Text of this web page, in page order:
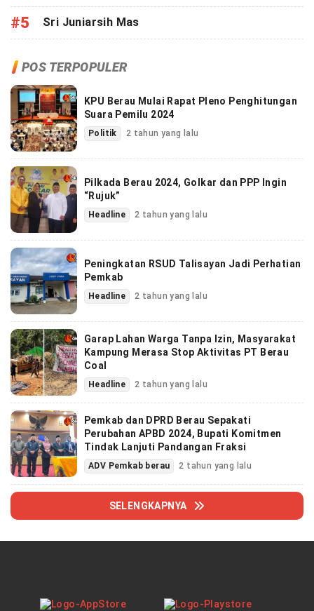
#5 Sri Juniarsih Mas
POS TERPOPULER
KPU Berau Mulai Rapat Pleno Penghitungan
Suara Pemilu 2024
Politik 2 tahun yang lalu
Pilkada Berau 2024, Golkar dan PPP Ingin
“Rujuk”
Headline 2 tahun yang lalu
Peningkatan RSUD Talisayan Jadi Perhatian
Pemkab
Headline 2 tahun yang lalu
Garap Lahan Warga Tanpa Izin, Masyarakat
Kampung Merasa Stop Aktivitas PT Berau
Coal
Headline 2 tahun yang lalu
Pemkab dan DPRD Berau Sepakati
Perubahan APBD 2024, Bupati Komitmen
Tindak Lanjuti Pandangan Fraksi
ADV Pemkab berau 2 tahun yang lalu
SELENGKAPNYA